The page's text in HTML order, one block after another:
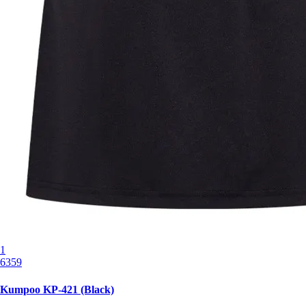
1
6359
Kumpoo KP-421 (Black)